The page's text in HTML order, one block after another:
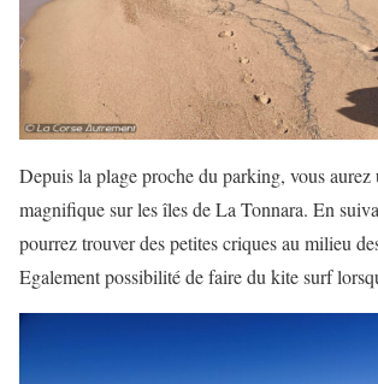
Depuis la plage proche du parking, vous aurez
magnifique sur les îles de La Tonnara. En
pourrez trouver des petites criques au milieu
Egalement possibilité de faire du kite surf